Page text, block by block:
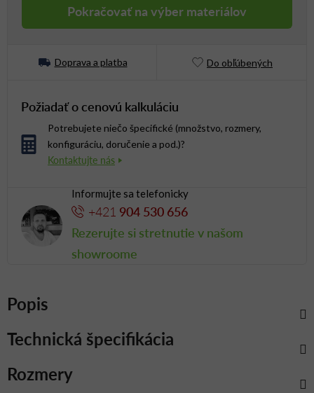
Pokračovať na výber materiálov
Doprava a platba Do obľúbených
Požiadať o cenovú kalkuláciu
Potrebujete niečo špecifické (množstvo, rozmery,
konfiguráciu, doručenie a pod.)?
Informujte sa telefonicky
+421 904 530 656
Rezerujte si stretnutie v našom
showroome
Popis
Rozmery
Technická špecifikácia